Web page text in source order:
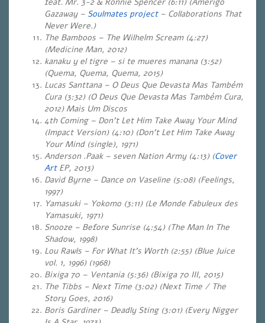
Gazaway – Soulmates project– Collaborations That
Never Were.)
The Bamboos – The Wilhelm Scream (4:27)
(Medicine Man, 2012)
kanaku y el tigre – si te mueres manana (3:52)
(Quema, Quema, Quema, 2015)
Lucas Santtana – O Deus Que Devasta Mas Também
Cura (3:32) (O Deus Que Devasta Mas Também Cura,
2012) Mais Um Discos
4th Coming – Don’t Let Him Take Away Your Mind
(Impact Version) (4:10) (Don’t Let Him Take Away
Your Mind (single), 1971)
Anderson .Paak – seven Nation Army (4:13) (Cover
ArtEP, 2013)
David Byrne – Dance on Vaseline (5:08) (Feelings,
1997)
Yamasuki – Yokomo (3:11) (Le Monde Fabuleux des
Yamasuki, 1971)
Snooze – Before Sunrise (4:54) (The Man In The
Shadow, 1998)
Lou Rawls – For What It’s Worth (2:55) (Blue Juice
vol. 1, 1996) (1968)
Bixiga 70 – Ventania (5:36) (Bixiga 70 III, 2015)
The Tibbs – Next Time (3:02) (Next Time / The
Story Goes, 2016)
Boris Gardiner – Deadly Sting (3:01) (Every Nigger